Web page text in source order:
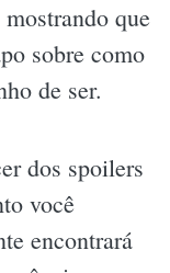
que
sobre como
de ser.
dos spoilers
você
encontrará